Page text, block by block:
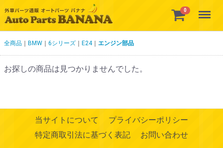
0 Menu
全商品 BMW 6シリーズ E24 エンジン部品
お探しの商品は見つかりませんでした。
当サイトについて
プライバシーポリシー
特定商取引法に基づく表記
お問い合わせ